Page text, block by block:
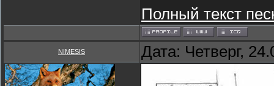
Полный текст
NIMESIS Дата: Четверг,